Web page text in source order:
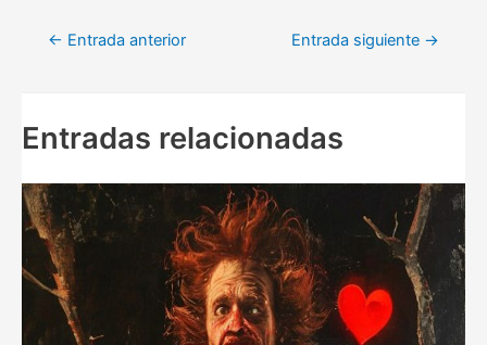
Navegación
← Entrada anterior Entrada siguiente →
Entradas relacionadas